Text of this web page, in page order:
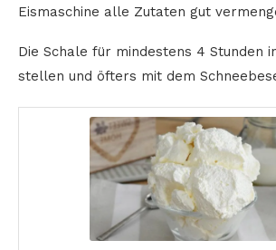
Eismaschine alle Zutaten gut
Die Schale für mindestens 4 Stunden
stellen und öfters mit dem